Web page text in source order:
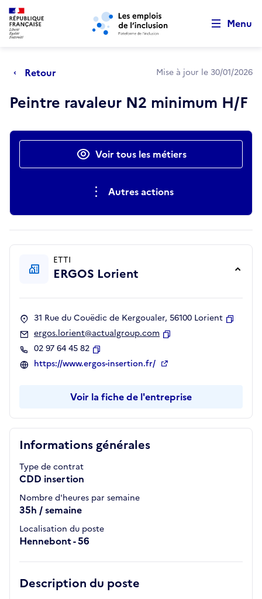
Aller au menu principal Aller au contenu principal
Menu
Retour Mise à jour le 30/01/2026
Peintre ravaleur N2 minimum H/F
Actions rapidesVoir tous les métiers
Autres actions
Informations générales
Type de contrat
CDD insertion
Nombre d'heures par semaine
35h / semaine
Localisation du poste
Hennebont - 56
Description du poste
ETTI
ERGOS Lorient
31 Rue du Couëdic de Kergoualer, 56100 Lorient
ergos.lorient@actualgroup.com
02 97 64 45 82
Copier
https://www.ergos-insertion.fr/
Voir la fiche de l'entreprise
Retour au début de la page
Panneau de gestion des cookies